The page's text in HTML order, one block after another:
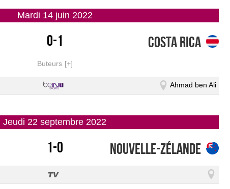
mardi 14 juin 2022
0-1 Costa Rica
Buteurs
Ahmad ben Ali
jeudi 22 septembre 2022
1-0 Nouvelle-Zélande